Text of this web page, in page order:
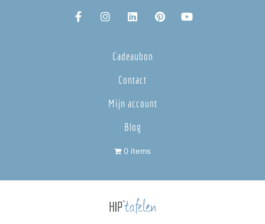
Cadeaubon
Contact
Mijn account
Blog
0 items